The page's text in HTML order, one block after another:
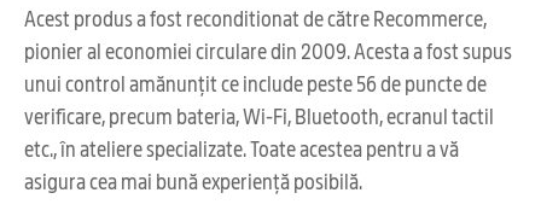
Acest produs a fost reconditionat de către Recommerce,
pionier al economiei circulare din 2009. Acesta a fost supus
unui control amănunțit ce include peste 56 de puncte de
verificare, precum bateria, Wi-Fi, Bluetooth, ecranul tactil
etc., în ateliere specializate. Toate acestea pentru a vă
asigura cea mai bună experiență posibilă.